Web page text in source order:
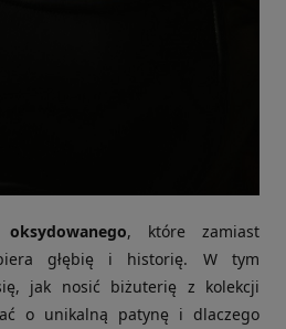
, które zamiast
głębię i historię. W tym
jak nosić biżuterię z kolekcji
o unikalną patynę i dlaczego